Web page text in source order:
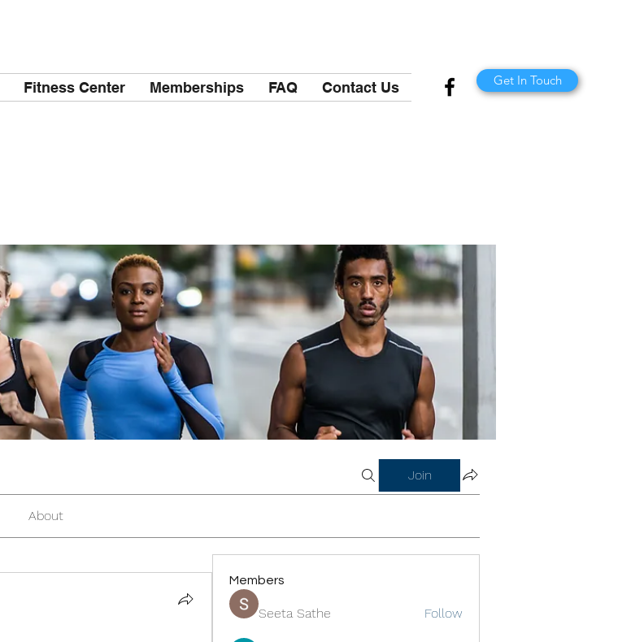
Fitness Center Memberships FAQ Contact Us Get In Touch
Join
About
Members
Seeta Sathe Follow